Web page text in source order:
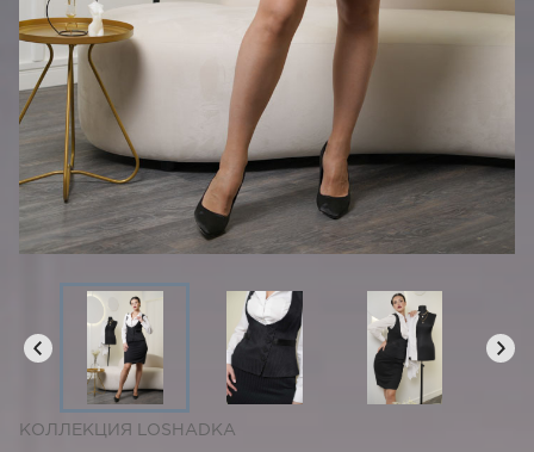
КОЛЛЕКЦИЯ LOSHADKA